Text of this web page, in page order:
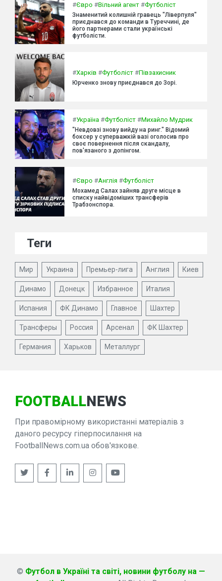
#Євро #Вільний агент #Футболіст
Знаменитий колишній гравець "Ліверпуля"
приєднався до команди в Туреччині, де
його партнерами стали українські
футболісти.
#Харків #Футболіст #Півзахисник
Юрченко знову приєднався до Зорі.
#Україна #Футболіст #Михайло Мудрик
"Невдовзі знову вийду на ринг." Відомий
боксер у суперважкій вазі оголосив про
своє повернення після скандалу,
пов'язаного з допінгом.
#Євро #Англія #Футболіст
Мохамед Салах зайняв друге місце в
списку найвідоміших трансферів
Трабзонспора.
Теги
Мир Украина Премьер-лига Англия Киев
Динамо Донецк Избранное Италия
Испания ФК Динамо Главное Шахтер
Трансферы Россия Арсенал ФК Шахтер
Германия Харьков Металлург
FOOTBALLNEWS
При правомірному використанні матеріалів з
даного ресурсу гіперпосилання на
FootballNews.com.ua обов'язкове.
© Футбол в Україні та світі, новини футболу на —